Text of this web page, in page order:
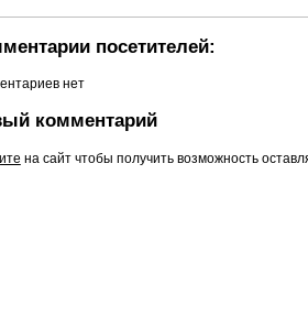
посетителей:
нет
комментарий
на сайт чтобы получить возможность